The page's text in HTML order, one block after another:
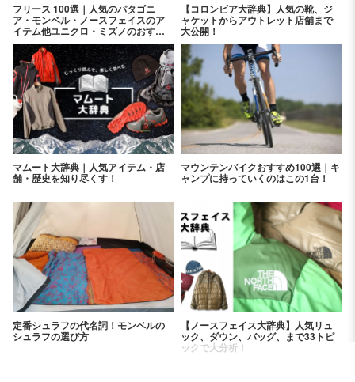
フリース 100選｜人気のパタゴニ
ア・モンベル・ノースフェイスのア
イテム他ユニクロ・ミズノのおすす
めアイテムを紹介！
【コロンビア大辞典】人気の靴、ジ
ャケットからアウトレット店舗まで
大公開！
マムート大辞典｜人気アイテム・店
舗・歴史を知り尽くす！
マウンテンバイクおすすめ100選｜キ
ャンプに持っていくのはこの1台！
定番シュラフの代名詞！モンベルの
シュラフの選び方
【ノースフェイス大辞典】人気リュ
ック、ダウン、バッグ、まで33トピ
ックで大分析！